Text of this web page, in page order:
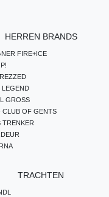
HERREN BRANDS
FIRE+ICE
LEGEND
GROSS
CLUB OF GENTS
TRENKER
TRACHTEN